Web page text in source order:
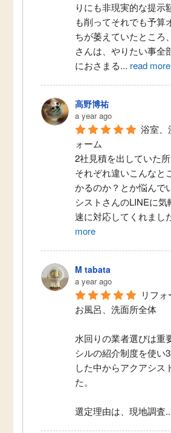
りにも非現実的な提示
も削ってそれでも予算
ちが萎えていたところ
さんは、やりたい事全
におさまる... read more
高野博祐
a year ago
浴室、
ォーム
2社見積を出していた
それぞれ違いこんなと
かるのか？とか悩んで
シストさんのLINEに気
速に対応してくれまし
more
M tabata
a year ago
リフ
お風呂、洗面所全体
水回りの業者選びは重
シルの紹介制度を使い
した中からアクアシス
た。
選定理由は、現地調査